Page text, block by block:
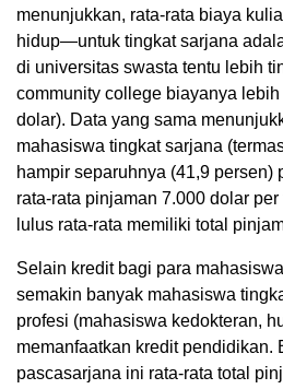
menunjukkan, rata-rata biaya
hidup—untuk tingkat sarjana
di universitas swasta tentu lebih
community college biayanya
dolar). Data yang sama
mahasiswa tingkat sarjana
hampir separuhnya (41,9 persen)
rata-rata pinjaman 7.000 dolar
lulus rata-rata memiliki total
Selain kredit bagi para
semakin banyak mahasiswa
profesi (mahasiswa kedokteran,
memanfaatkan kredit pendidikan.
pascasarjana ini rata-rata total